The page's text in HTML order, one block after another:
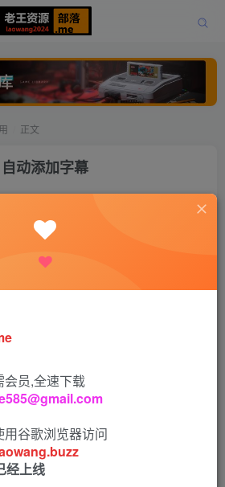
正文
动添加字幕
打赏
端字幕工具,让你通过手机也能轻松
动画字幕效果轻松合成,录音文件,视
行语音识别功能自动检索添加字幕,根
快捷~喜欢的朋友们赶快下载易字幕
员,全速下载
谷歌浏览器访问
经上线